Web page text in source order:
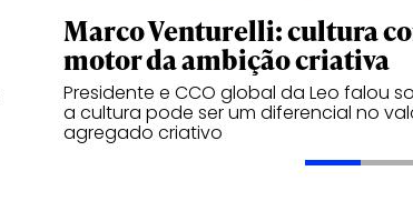
Marco Venturelli: cultura
motor da ambição criativa
Presidente e CCO global da Leo falou
a cultura pode ser um diferencial no
agregado criativo